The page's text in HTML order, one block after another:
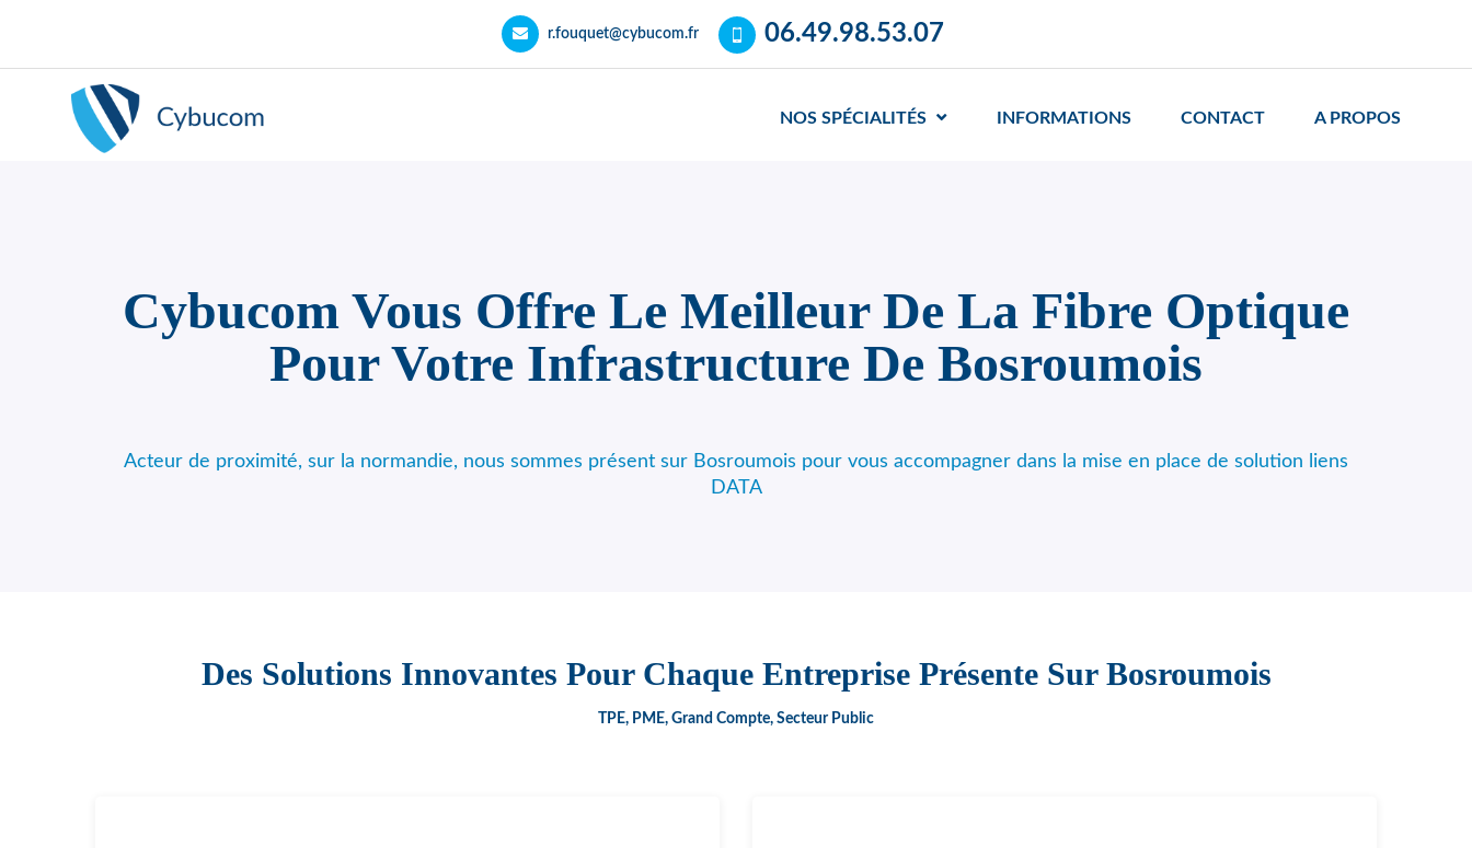
r.fouquet@cybucom.fr 06.49.98.53.07
NOS SPÉCIALITÉS INFORMATIONS CONTACT A PROPOS
Cybucom Vous Offre Le Meilleur De La Fibre Optique
Pour Votre Infrastructure De Bosroumois
Acteur de proximité, sur la normandie, nous sommes présent sur Bosroumois pour vous accompagner dans la mise en place de solution liens
DATA
Des Solutions Innovantes Pour Chaque Entreprise Présente Sur Bosroumois
TPE, PME, Grand Compte, Secteur Public